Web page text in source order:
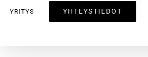
YRITYS YHTEYSTIEDOT